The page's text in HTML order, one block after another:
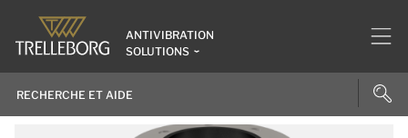
ANTIVIBRATION
SOLUTIONS